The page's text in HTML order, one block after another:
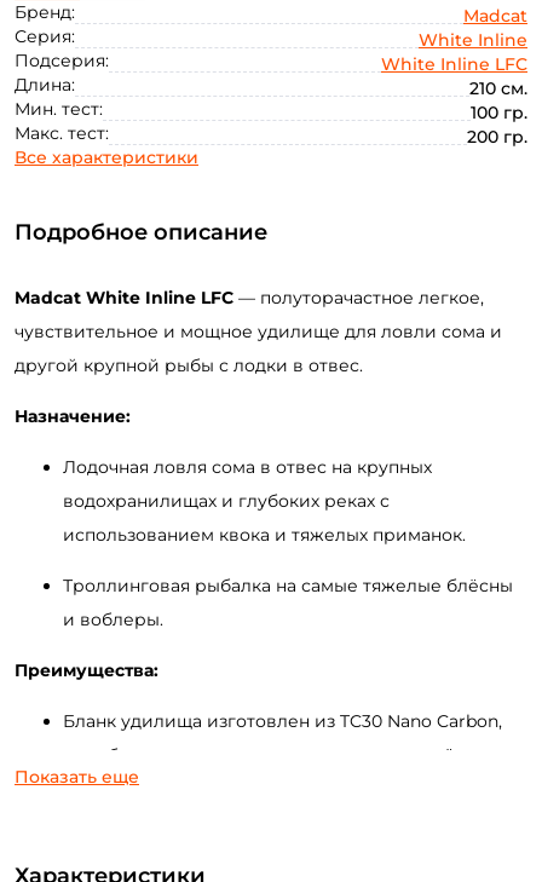
Бренд:
Madcat
Серия:
White Inline
Подсерия:
White Inline LFC
Длина:
210 см.
Мин. тест:
100 гр.
Макс. тест:
200 гр.
Все характеристики
Подробное описание
Madcat White Inline LFC — полуторачастное легкое,
чувствительное и мощное удилище для ловли сома и
другой крупной рыбы с лодки в отвес.
Назначение:
Лодочная ловля сома в отвес на крупных
водохранилищах и глубоких реках с
использованием квока и тяжелых приманок.
Троллинговая рыбалка на самые тяжелые блёсны
и воблеры.
Преимущества:
Бланк удилища изготовлен из TC30 Nano Carbon,
что обеспечивает сочетание прочности, жёсткости
и лёгкости.
SIC минимизируют трение лески и отличаются
Показать еще
Характеристики